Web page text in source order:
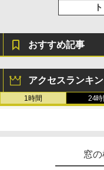
おすすめ記事
アクセスランキ
1時間 24時
窓